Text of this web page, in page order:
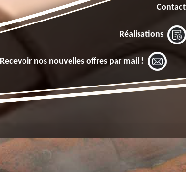
Contact
Réalisations
Recevoir nos nouvelles offres par mail !